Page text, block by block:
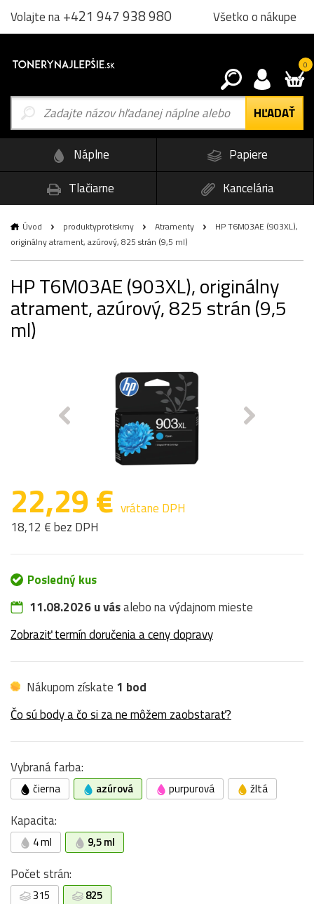
Volajte na+421 947 938 980 Všetko o nákupe
0
Náplne
Papiere
Tlačiarne
Kancelária
Úvod produktyprotiskrny Atramenty
HP T6M03AE (903XL),
originálny atrament, azúrový, 825 strán (9,5 ml)
HP T6M03AE (903XL), originálny
atrament, azúrový, 825 strán (9,5
ml)
22,29 € vrátane DPH
18,12 € bez DPH
Posledný kus
11.08.2026 u vásalebo na výdajnom mieste
Zobraziť termín doručenia a ceny dopravy
Nákupom získate 1 bod
Čo sú body a čo si za ne môžem zaobstarať?
Vybraná farba:
čierna azúrová purpurová žltá
Kapacita:
4 ml 9,5 ml
Počet strán:
315 825